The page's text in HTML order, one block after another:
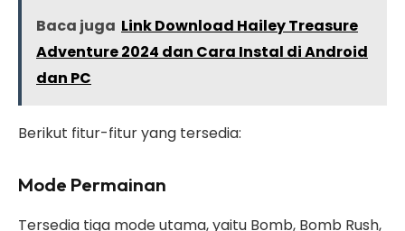
Baca juga Link Download Hailey Treasure
Adventure 2024 dan Cara Instal di Android
dan PC
Berikut fitur-fitur yang tersedia:
Mode Permainan
Tersedia tiga mode utama, yaitu Bomb, Bomb Rush,